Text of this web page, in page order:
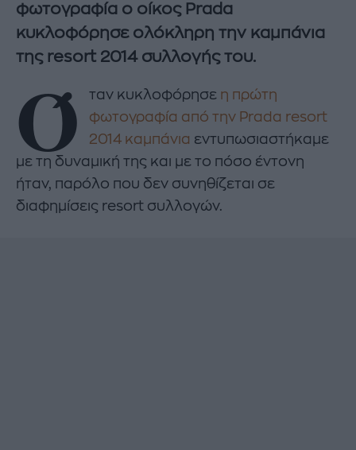
φωτογραφία ο οίκος Prada
κυκλοφόρησε ολόκληρη την καμπάνια
της resort 2014 συλλογής του.
Ό ταν κυκλοφόρησε η πρώτη
φωτογραφία από την Prada resort
2014 καμπάνια εντυπωσιαστήκαμε
με τη δυναμική της και με το πόσο έντονη
ήταν, παρόλο που δεν συνηθίζεται σε
διαφημίσεις resort συλλογών.